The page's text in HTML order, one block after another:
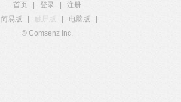
首页 登录
注册
简易版
触屏版 电脑版
© Comsenz Inc.